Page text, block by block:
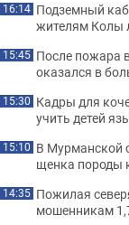
16:14 Подземный
жителям Колы
15:45 После пожара
оказался в
15:30 Кадры для
учить детей
15:10 В Мурманской
щенка породы
14:35 Пожилая
мошенникам